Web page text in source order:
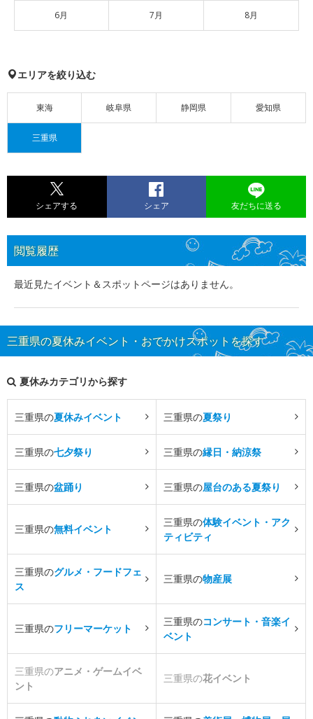
6月 7月 8月
エリアを絞り込む
東海 岐阜県 静岡県 愛知県
三重県
シェアする シェア 友だちに送る
閲覧履歴
最近見たイベント＆スポットページはありません。
三重県の夏休みイベント・おでかけスポットを探す
夏休みカテゴリから探す
三重県の夏休みイベント 三重県の夏祭り
三重県の七夕祭り 三重県の縁日・納涼祭
三重県の盆踊り 三重県の屋台のある夏祭り
三重県の無料イベント
三重県の体験イベント・アク
ティビティ
三重県のグルメ・フードフェ
ス
三重県の物産展
三重県のフリーマーケット
三重県のコンサート・音楽イ
ベント
三重県のアニメ・ゲームイベ
ント
三重県の花イベント